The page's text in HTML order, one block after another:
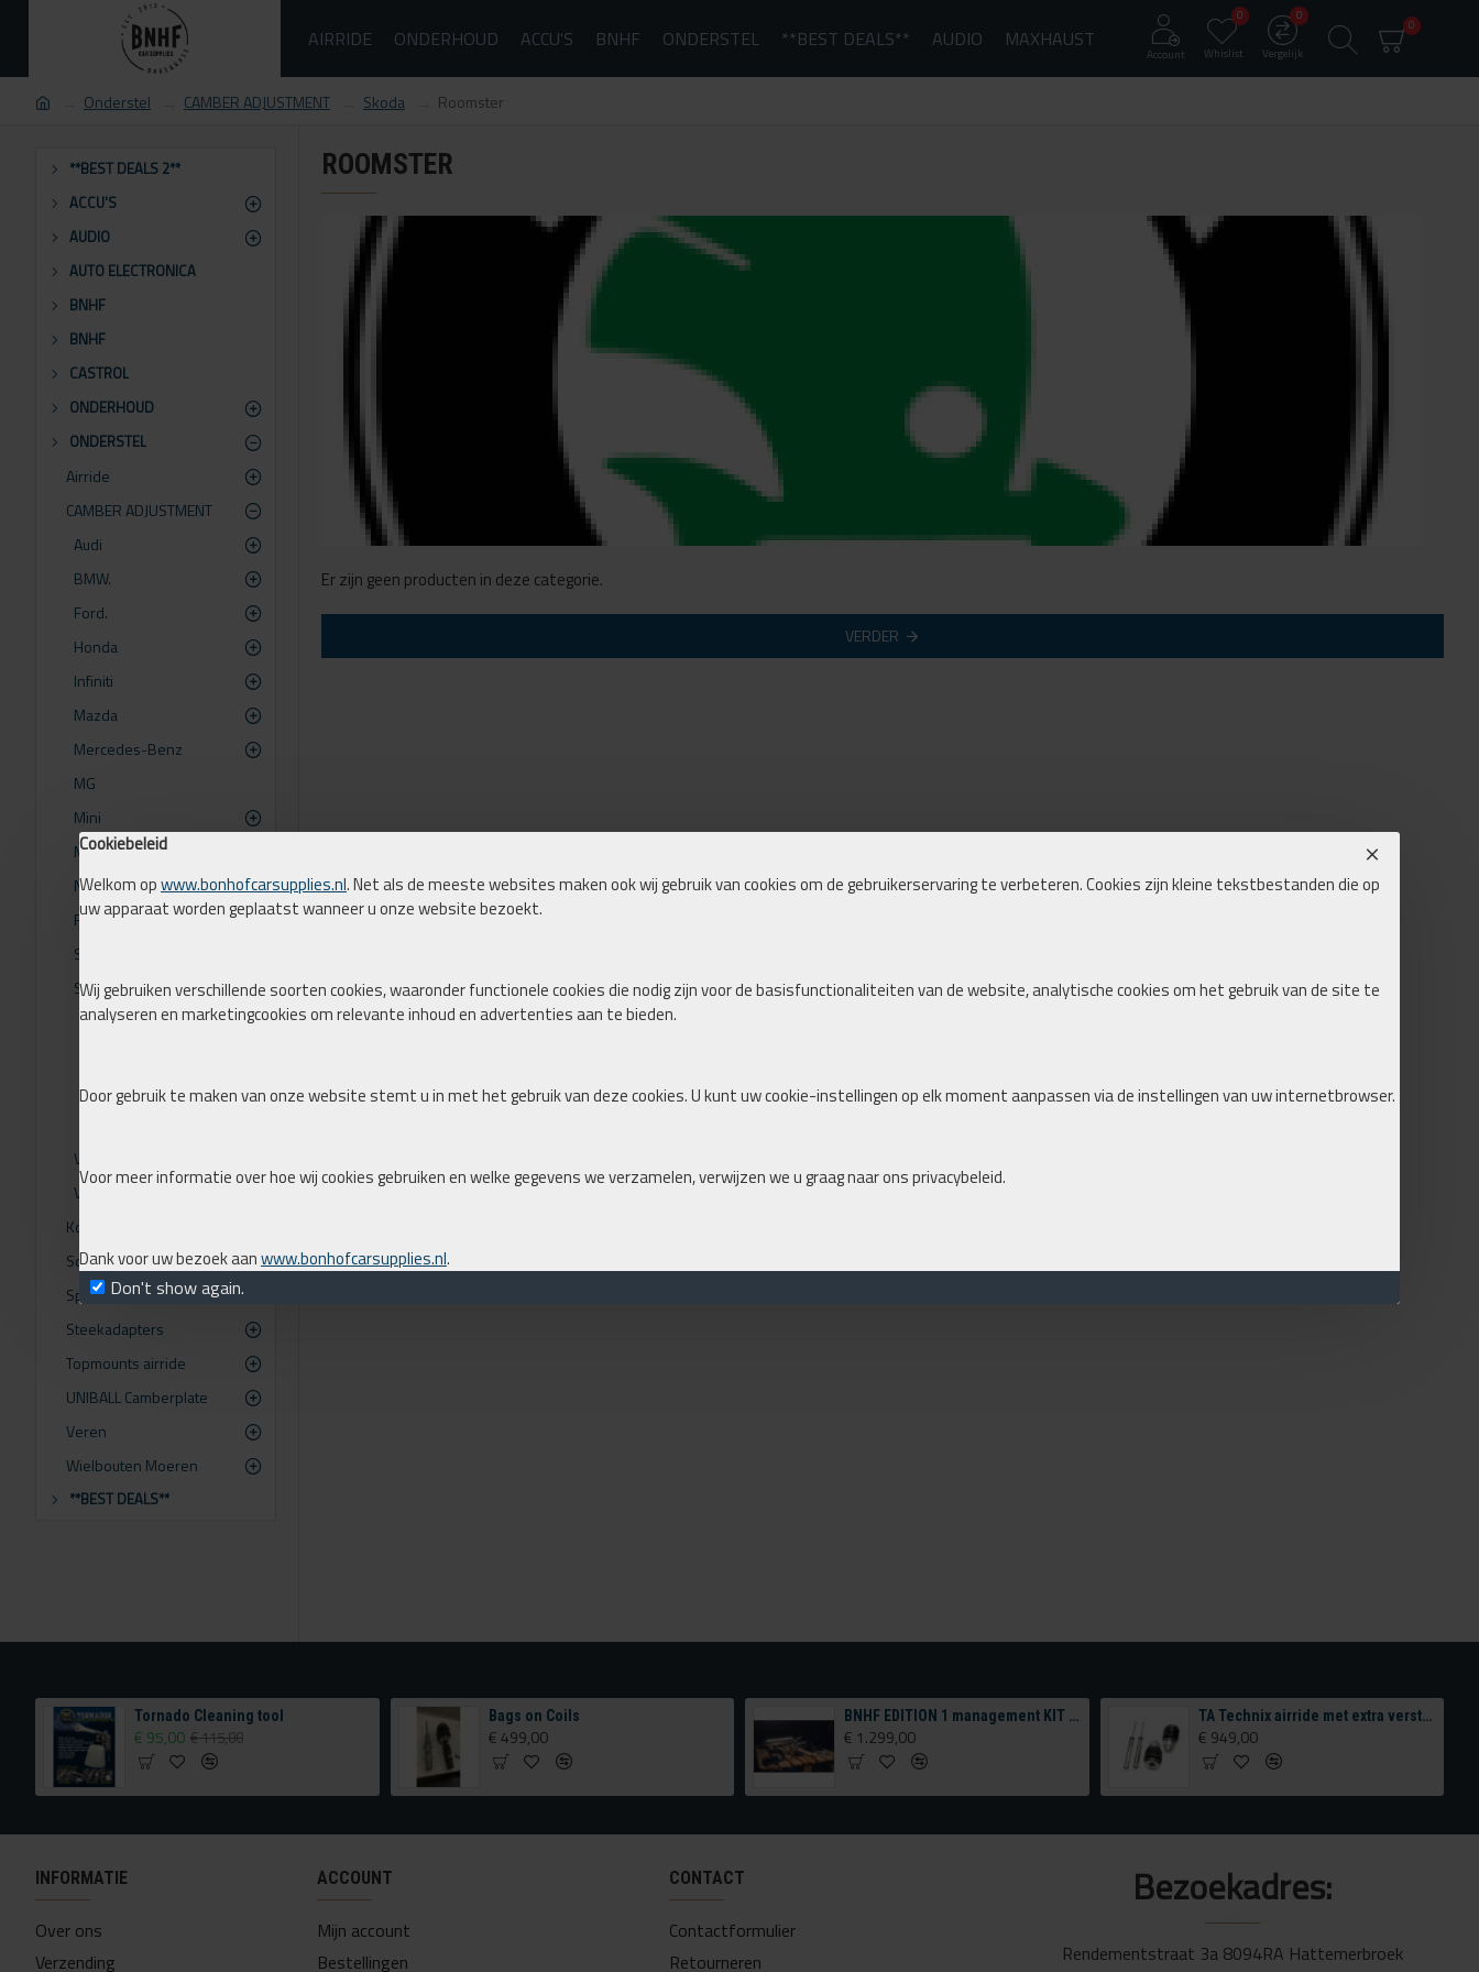
Cookiebeleid
Welkom opwww.bonhofcarsupplies.nl. Net als de meeste websites maken ook wij gebruik van cookies om de gebruikerservaring te verbeteren. Cookies zijn kleine tekstbestanden die op
uw apparaat worden geplaatst wanneer u onze website bezoekt.
Wij gebruiken verschillende soorten cookies, waaronder functionele cookies die nodig zijn voor de basisfunctionaliteiten van de website, analytische cookies om het gebruik van de site te
analyseren en marketingcookies om relevante inhoud en advertenties aan te bieden.
Door gebruik te maken van onze website stemt u in met het gebruik van deze cookies. U kunt uw cookie-instellingen op elk moment aanpassen via de instellingen van uw internetbrowser.
Voor meer informatie over hoe wij cookies gebruiken en welke gegevens we verzamelen, verwijzen we u graag naar ons privacybeleid.
Dank voor uw bezoek aanwww.bonhofcarsupplies.nl.
Don't show again.
AIRRIDE ONDERHOUD ACCU'S BNHF ONDERSTEL **BEST DEALS** AUDIO MAXHAUST
Account Whislist
0
Vergelijk
0
0
Onderstel CAMBER ADJUSTMENT Skoda Roomster
**BEST DEALS 2**
ACCU'S
AUDIO
AUTO ELECTRONICA
BNHF
BNHF
CASTROL
ONDERHOUD
ONDERSTEL
Airride
CAMBER ADJUSTMENT
Audi
BMW.
Ford.
Honda
Infiniti
Mazda
Mercedes-Benz
MG
Mini
Mitsubishi
Nissan
Rover
Seat
Skoda
Octavia
Superb
Volkswagen
Volvo
Koni
Schroefsets
Spoorverbreders
Steekadapters
Topmounts airride
UNIBALL Camberplate
Veren
Wielbouten Moeren
**BEST DEALS**
ROOMSTER
Er zijn geen producten in deze categorie.
VERDER
Tornado Cleaning tool
€ 95,00 € 115,00
Bags on Coils
€ 499,00
BNHF EDITION 1 management KIT tank & Compressor configurator
€ 1.299,00
TA Technix airride met extra verstelling achterzijde
€ 949,00
INFORMATIE
Over ons
Verzending
ACCOUNT
Mijn account
Bestellingen
CONTACT
Contactformulier
Retourneren
Bezoekadres:
Rendementstraat 3a 8094RA Hattemerbroek